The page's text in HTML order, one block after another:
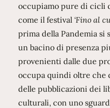
occupiamo pure di cicli
come il festival ‘Fino al
prima della Pandemia si
un bacino di presenza
provenienti dalle due
occupa quindi oltre che
delle pubblicazioni dei
culturali, con uno